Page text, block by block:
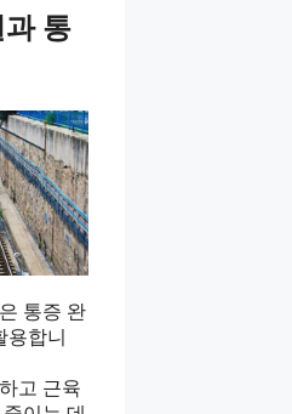
통
통증 완
용합니
고 근육